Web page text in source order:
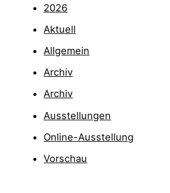
2026
Aktuell
Allgemein
Archiv
Archiv
Ausstellungen
Online-Ausstellung
Vorschau